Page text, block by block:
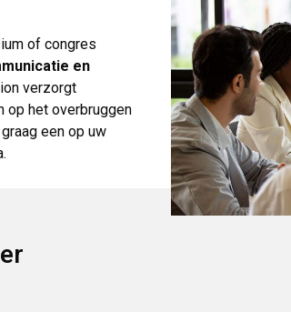
of congres
en
verzorgt
op het overbruggen
een op uw